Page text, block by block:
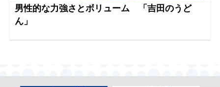
男性的な力強さとボリューム 「吉田のうど
ん」